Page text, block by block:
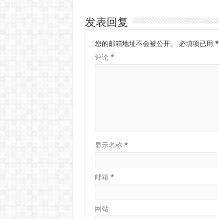
发表回复
您的邮箱地址不会被公开。 必填项已用 *
评论 *
显示名称 *
邮箱 *
网站